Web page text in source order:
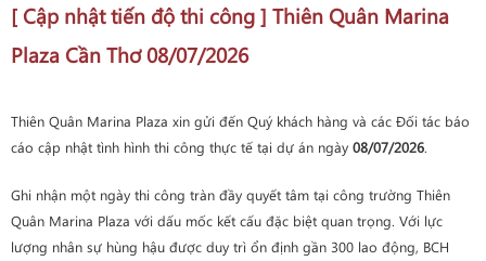
[ Cập nhật tiến độ thi công ] Thiên Quân Marina
Plaza Cần Thơ 08/07/2026
Thiên Quân Marina Plaza xin gửi đến Quý khách hàng và các Đối tác báo
cáo cập nhật tình hình thi công thực tế tại dự án ngày 08/07/2026.
Ghi nhận một ngày thi công tràn đầy quyết tâm tại công trường Thiên
Quân Marina Plaza với dấu mốc kết cấu đặc biệt quan trọng. Với lực
lượng nhân sự hùng hậu được duy trì ổn định gần 300 lao động, BCH